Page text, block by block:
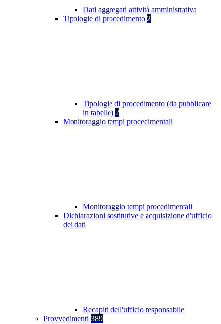
Dati aggregati attività amministrativa
Tipologie di procedimento 2
Tipologie di procedimento (da pubblicare
in tabelle) 2
Monitoraggio tempi procedimentali
Monitoraggio tempi procedimentali
Dichiarazioni sostitutive e acquisizione d'ufficio
dei dati
Recapiti dell'ufficio responsabile
Provvedimenti 389